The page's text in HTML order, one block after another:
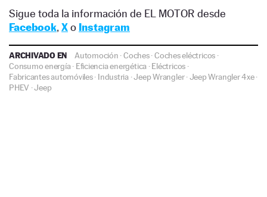
Sigue toda la información de EL MOTOR desde
Facebook, Xo Instagram
ARCHIVADO EN Automoción ·Coches·Coches eléctricos ·
Consumo energía· Eficiencia energética ·Eléctricos ·
Fabricantes automóviles· Industria·Jeep Wrangler·Jeep Wrangler 4xe·
PHEV ·Jeep